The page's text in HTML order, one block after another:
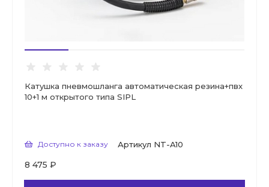
Катушка пневмошланга автоматическая резина+пвх
10+1 м открытого типа SIPL
Доступно к заказу Артикул NT-A10
8 475 ₽